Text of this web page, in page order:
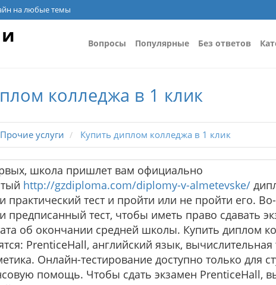
на любые темы
Вопросы Популярные Без ответов
колледжа в 1 клик
Прочие услуги Купить диплом колледжа в 1 клик
школа пришлет вам официально
http://gzdiploma.com/diplomy-v-almetevske/
практический тест и пройти или не пройти его.
предписанный тест, чтобы иметь право сдавать
об окончании средней школы. Купить диплом
PrenticeHall, английский язык,
Онлайн-тестирование доступно только для
помощь. Чтобы сдать экзамен PrenticeHall,